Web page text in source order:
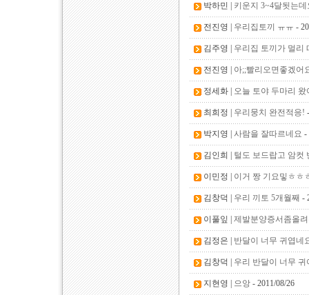
박하민 | 키운지 3~4달됫는데
전진영 | 우리집토끼 ㅠㅠ -
김주영 | 우리집 토끼가 멀리
전진영 | 아;;빨리오면좋겠어
정세화 | 오늘 토야 두마리 왔
최희정 | 우리뭉치 완전적응!
박지영 | 사람을 잘따르네요 -
김인희 | 털도 보드랍고 암컷
이민정 | 이거 짱 기요밓ㅎㅎ
김창덕 | 우리 끼토 5개월째 -
이풀잎 | 제발분양증서좀올
김정은 | 반달이 너무 귀엽네
김창덕 | 우리 반달이 너무 귀
지현영 | 으앙 - 2011/08/26